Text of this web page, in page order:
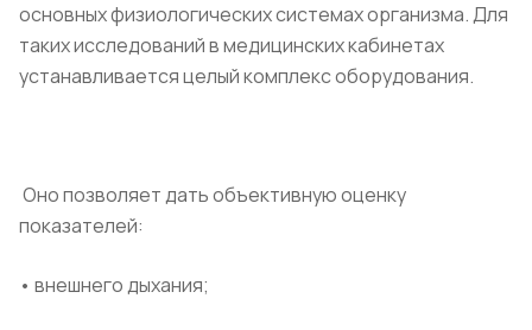
основных физиологических системах организма. Для
таких исследований в медицинских кабинетах
устанавливается целый комплекс оборудования.
Оно позволяет дать объективную оценку
показателей:
• внешнего дыхания;